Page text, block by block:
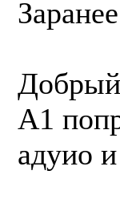
А1
адуио